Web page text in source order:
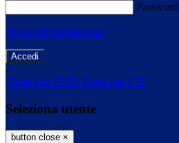
Password
Password dimenticata?
-
Entra con SPID Entra con CIE
Seleziona utente
button close ×